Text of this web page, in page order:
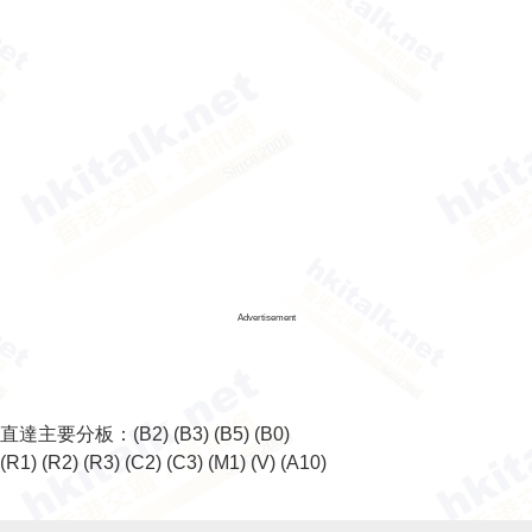
Advertisement
直達主要分板： (B2) (B3) (B5) (B0)
(R1) (R2) (R3) (C2) (C3) (M1) (V) (A10)